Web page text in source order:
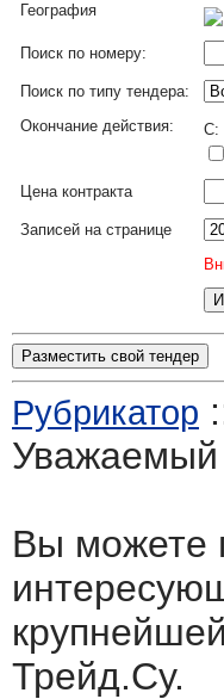
География
Поиск по номеру:
Поиск по типу тендера:
Окончание действия:
C:
Цена контракта
Записей на странице
Разместить свой тендер
Рубрикатор
Уважаемый
Вы можете
Трейд.Су.